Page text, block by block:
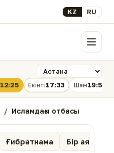
Select your
KZ RU
Мәзір
12:25 Екінті17:33 Шам19:53
Исламдағы отбасы
Ғибратнама Бір аят